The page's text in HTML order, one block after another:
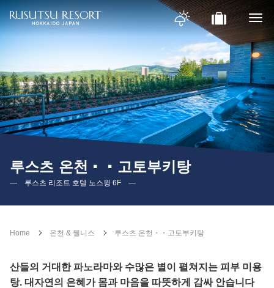
루스츠 온천・・고토부키탕
― 루스츠 리조트 호텔 노스윙 6F ―
Home 온천 & 웰니스 루스츠 온천・・고토부키탕
산들의 거대한 파노라마와 수많은 별이 펼쳐지는 피부 미용
탕. 대자연의 은혜가 몸과 마음을 따뜻하게 감싸 안습니다